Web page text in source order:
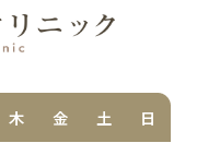
木 金 土 日